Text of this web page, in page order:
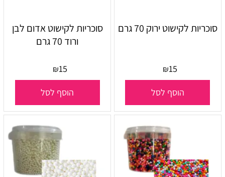
סוכריות לקישוט ירוק 70 גרם
₪15
הוסף לסל
סוכריות לקישוט אדום לבן
ורוד 70 גרם
₪15
הוסף לסל